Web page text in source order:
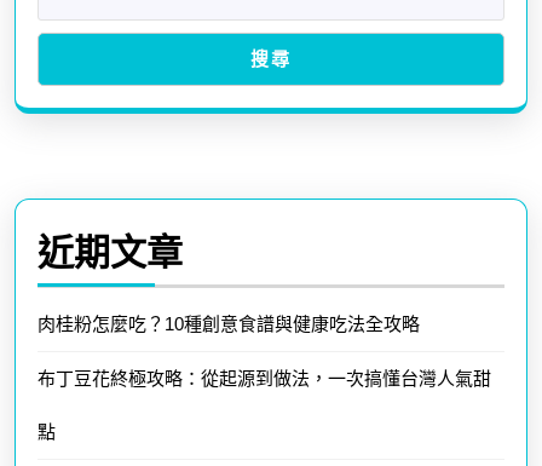
搜尋
近期文章
肉桂粉怎麼吃？10種創意食譜與健康吃法全攻略
布丁豆花終極攻略：從起源到做法，一次搞懂台灣人氣甜
點